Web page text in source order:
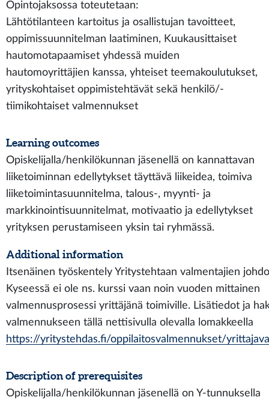
Opintojaksossa toteutetaan:
Lähtötilanteen kartoitus ja osallistujan tavoitteet,
oppimissuunnitelman laatiminen, Kuukausittaiset
hautomotapaamiset yhdessä muiden
hautomoyrittäjien kanssa, yhteiset teemakoulutukset,
yrityskohtaiset oppimistehtävät sekä henkilö/-
tiimikohtaiset valmennukset
Learning outcomes
Opiskelijalla/henkilökunnan jäsenellä on kannattavan
liiketoiminnan edellytykset täyttävä liikeidea, toimiva
liiketoimintasuunnitelma, talous-, myynti- ja
markkinointisuunnitelmat, motivaatio ja edellytykset
yrityksen perustamiseen yksin tai ryhmässä.
Additional information
Itsenäinen työskentely Yritystehtaan valmentajien
Kyseessä ei ole ns. kurssi vaan noin vuoden mittainen
valmennusprosessi yrittäjänä toimiville. Lisätiedot ja
valmennukseen tällä nettisivulla olevalla lomakkeella
https://yritystehdas.fi/oppilaitosvalmennukset/
Description of prerequisites
Opiskelijalla/henkilökunnan jäsenellä on Y-tunnuksella